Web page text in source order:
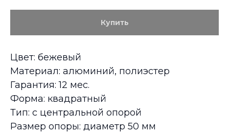
Купить
Цвет: бежевый
Материал: алюминий, полиэстер
Гарантия: 12 мес.
Форма: квадратный
Тип: с центральной опорой
Размер опоры: диаметр 50 мм